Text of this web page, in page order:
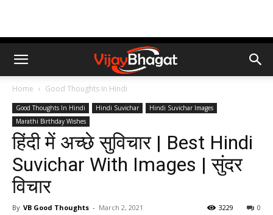
Home Good Thoughts In Hindi
Good Thoughts In Hindi Hindi Suvichar
Hindi Suvichar Images
Marathi Birthday Wishes
हिंदी में अच्छे सुविचार | Best Hindi
Suvichar With Images | सुंदर
विचार
By VB Good Thoughts - March 2, 2021 0
3229